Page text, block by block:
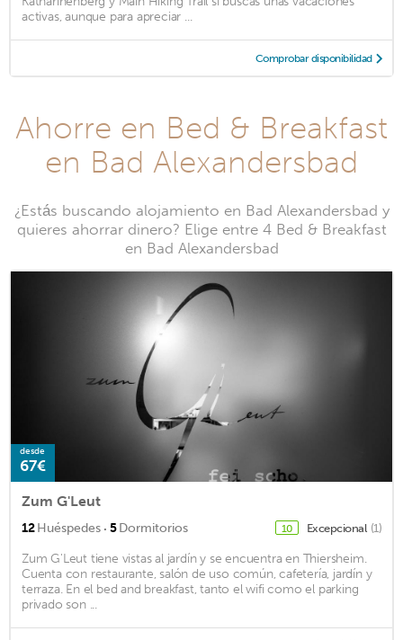
activas, aunque para apreciar ...
Comprobar disponibilidad
Ahorre en Bed & Breakfast
en Bad Alexandersbad
¿Estás buscando alojamiento en Bad Alexandersbad y
quieres ahorrar dinero? Elige entre 4 Bed & Breakfast
en Bad Alexandersbad
desde
67€
Zum G'Leut
12Huéspedes · 5Dormitorios 10 Excepcional (1)
Zum G'Leut tiene vistas al jardín y se encuentra en Thiersheim.
Cuenta con restaurante, salón de uso común, cafetería, jardín y
terraza. En el bed and breakfast, tanto el wifi como el parking
privado son ...